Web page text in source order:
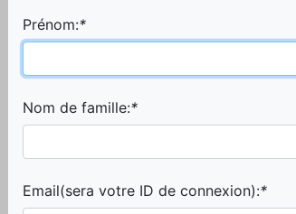
Prénom:*
Nom de famille:*
Email(sera votre ID de connexion):*